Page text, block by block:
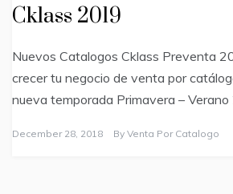
Cklass 2019
Nuevos Catalogos Cklass Preventa
crecer tu negocio de venta por
nueva temporada Primavera –
December 28, 2018 By Venta Por Catalogo